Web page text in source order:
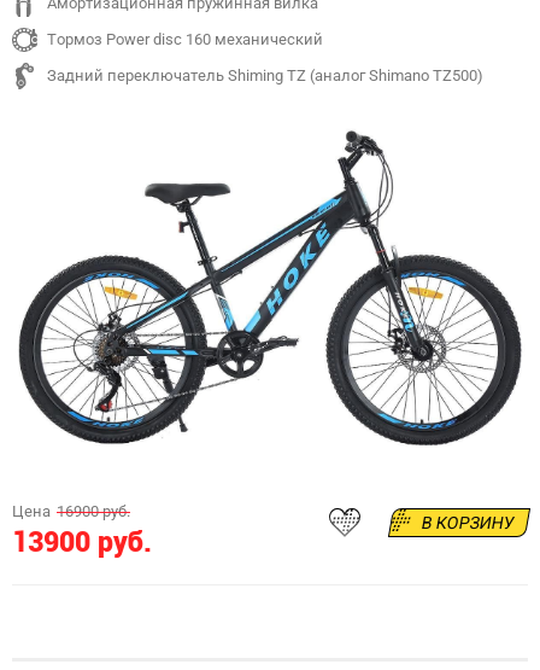
Тормоз Power disc 160 механический
Задний переключатель Shiming TZ (аналог Shimano TZ500)
Цена 16900 руб.
13900 руб.
В КОРЗИНУ